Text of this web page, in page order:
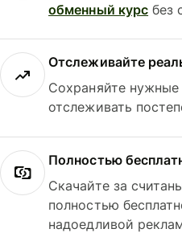
обменный курс без
Отслеживайте
Сохраняйте
отслеживать
Полностью
Скачайте за
полностью
надоедливой